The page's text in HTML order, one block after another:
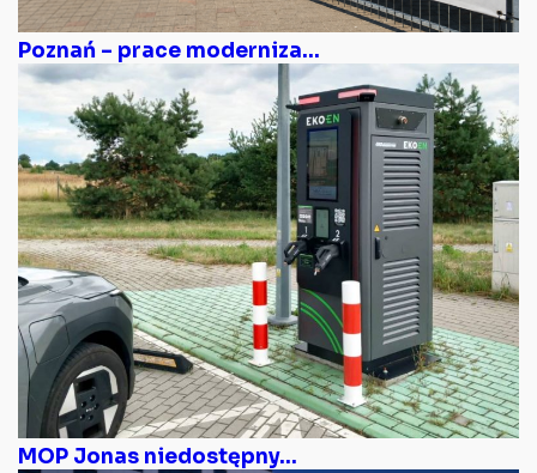
Poznań – prace moderniza...
MOP Jonas niedostępny...